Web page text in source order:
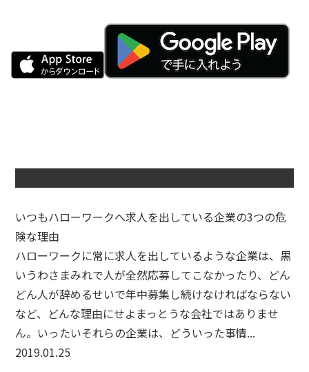
いつもハローワークへ求人を出している企業の3つの危
険な理由
ハローワークに常に求人を出しているような企業は、黒
いうわさまみれで人が全然応募してこなかったり、どん
どん人が辞めるせいで年中募集し続けなければならない
など、どんな理由にせよまっとうな会社ではありませ
ん。いったいそれらの企業は、どういった事情...
2019.01.25